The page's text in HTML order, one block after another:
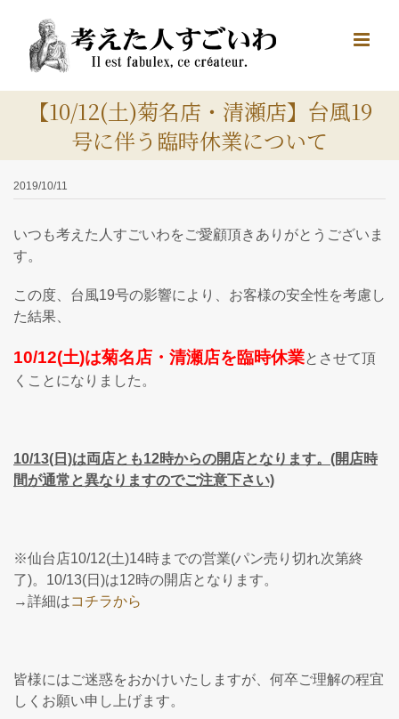
content
【10/12(土)菊名店・清瀬店】台風19
号に伴う臨時休業について
2019/10/11
いつも考えた人すごいわをご愛顧頂きありがとうございま
す。
この度、台風19号の影響により、お客様の安全性を考慮し
た結果、
10/12(土)は菊名店・清瀬店を臨時休業とさせて頂
くことになりました。
10/13(日)は両店とも12時からの開店となります。 (開店時
間が通常と異なりますのでご注意下さい)
※仙台店10/12(土)14時までの営業(パン売り切れ次第終
了)。10/13(日)は12時の開店となります。
→詳細はコチラから
皆様にはご迷惑をおかけいたしますが、何卒ご理解の程宜
しくお願い申し上げます。